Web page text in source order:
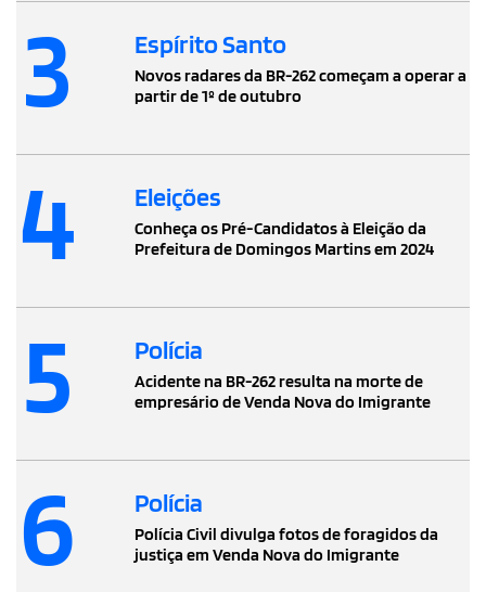
3 Espírito Santo
Novos radares da BR-262 começam a operar a
partir de 1º de outubro
4 Eleições
Conheça os Pré-Candidatos à Eleição da
Prefeitura de Domingos Martins em 2024
5 Polícia
Acidente na BR-262 resulta na morte de
empresário de Venda Nova do Imigrante
6 Polícia
Polícia Civil divulga fotos de foragidos da
justiça em Venda Nova do Imigrante